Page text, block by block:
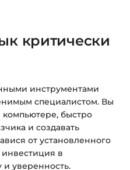
— в
или в
критически
инструментами
специалистом. Вы
быстро
и создавать
от установленного
инвестиция в
уверенность.